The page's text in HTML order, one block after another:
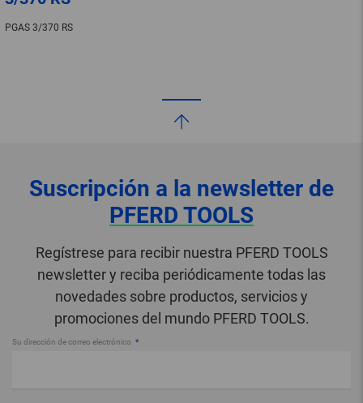
PGAS 3/370 RS
Suscripción a la newsletter de
PFERD TOOLS
Regístrese para recibir nuestra PFERD TOOLS
newsletter y reciba periódicamente todas las
novedades sobre productos, servicios y
promociones del mundo PFERD TOOLS.
Su dirección de correo electrónico